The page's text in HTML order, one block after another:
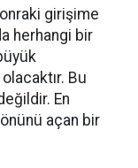
girişime
herhangi bir
Bu
En
açan bir